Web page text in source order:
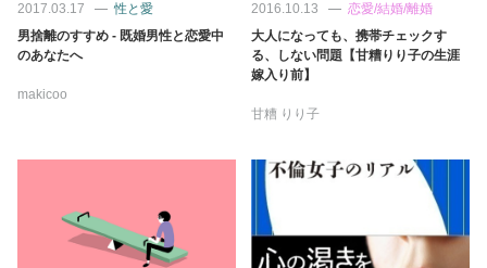
2017.03.17
性と愛
男捨離のすすめ - 既婚男性と恋愛中
のあなたへ
makicoo
2016.10.13
恋愛/結婚/離婚
大人になっても、携帯チェックす
る、しない問題【甘糟りり子の生涯
嫁入り前】
甘糟 りり子